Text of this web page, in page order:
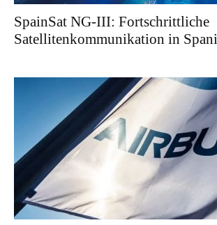
SpainSat NG-III: Fortschrittliche
Satellitenkommunikation in